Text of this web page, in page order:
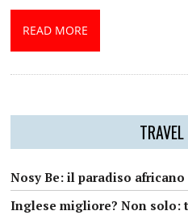
READ MORE
TRAVEL
Nosy Be: il paradiso
Inglese migliore? Non solo: